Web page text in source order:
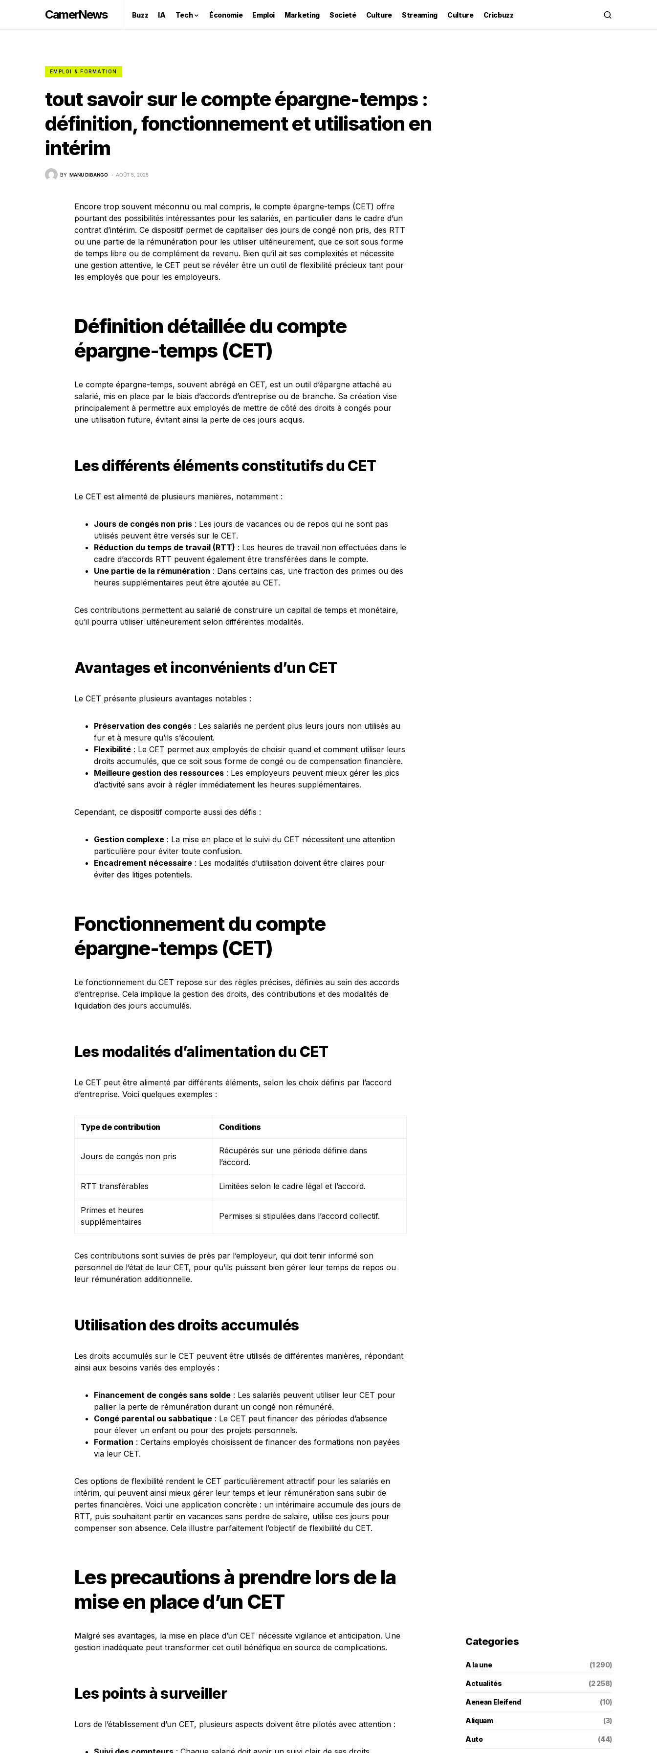
CamerNews Buzz IA Tech Économie Emploi Marketing Societé Culture Streaming Culture Cricbuzz
EMPLOI & FORMATION
tout savoir sur le compte épargne-temps :
définition, fonctionnement et utilisation en
intérim
BY MANU DIBANGO AOÛT 5, 2025
Encore trop souvent méconnu ou mal compris, le compte épargne-temps (CET) offre
pourtant des possibilités intéressantes pour les salariés, en particulier dans le cadre d’un
contrat d’intérim. Ce dispositif permet de capitaliser des jours de congé non pris, des RTT
ou une partie de la rémunération pour les utiliser ultérieurement, que ce soit sous forme
de temps libre ou de complément de revenu. Bien qu’il ait ses complexités et nécessite
une gestion attentive, le CET peut se révéler être un outil de flexibilité précieux tant pour
les employés que pour les employeurs.
Définition détaillée du compte
épargne-temps (CET)
Le compte épargne-temps, souvent abrégé en CET, est un outil d’épargne attaché au
salarié, mis en place par le biais d’accords d’entreprise ou de branche. Sa création vise
principalement à permettre aux employés de mettre de côté des droits à congés pour
une utilisation future, évitant ainsi la perte de ces jours acquis.
Les différents éléments constitutifs du CET
Le CET est alimenté de plusieurs manières, notamment :
Jours de congés non pris : Les jours de vacances ou de repos qui ne sont pas
utilisés peuvent être versés sur le CET.
Réduction du temps de travail (RTT) : Les heures de travail non effectuées dans le
cadre d’accords RTT peuvent également être transférées dans le compte.
Une partie de la rémunération : Dans certains cas, une fraction des primes ou des
heures supplémentaires peut être ajoutée au CET.
Ces contributions permettent au salarié de construire un capital de temps et monétaire,
qu’il pourra utiliser ultérieurement selon différentes modalités.
Avantages et inconvénients d’un CET
Le CET présente plusieurs avantages notables :
Préservation des congés : Les salariés ne perdent plus leurs jours non utilisés au
fur et à mesure qu’ils s’écoulent.
Flexibilité : Le CET permet aux employés de choisir quand et comment utiliser leurs
droits accumulés, que ce soit sous forme de congé ou de compensation financière.
Meilleure gestion des ressources : Les employeurs peuvent mieux gérer les pics
d’activité sans avoir à régler immédiatement les heures supplémentaires.
Cependant, ce dispositif comporte aussi des défis :
Gestion complexe : La mise en place et le suivi du CET nécessitent une attention
particulière pour éviter toute confusion.
Encadrement nécessaire : Les modalités d’utilisation doivent être claires pour
éviter des litiges potentiels.
Fonctionnement du compte
épargne-temps (CET)
Le fonctionnement du CET repose sur des règles précises, définies au sein des accords
d’entreprise. Cela implique la gestion des droits, des contributions et des modalités de
liquidation des jours accumulés.
Les modalités d’alimentation du CET
Le CET peut être alimenté par différents éléments, selon les choix définis par l’accord
d’entreprise. Voici quelques exemples :
Type de contribution Conditions
Jours de congés non pris
Récupérés sur une période définie dans
l’accord.
RTT transférables Limitées selon le cadre légal et l’accord.
Primes et heures
supplémentaires
Permises si stipulées dans l’accord collectif.
Ces contributions sont suivies de près par l’employeur, qui doit tenir informé son
personnel de l’état de leur CET, pour qu’ils puissent bien gérer leur temps de repos ou
leur rémunération additionnelle.
Utilisation des droits accumulés
Les droits accumulés sur le CET peuvent être utilisés de différentes manières, répondant
ainsi aux besoins variés des employés :
Financement de congés sans solde : Les salariés peuvent utiliser leur CET pour
pallier la perte de rémunération durant un congé non rémunéré.
Congé parental ou sabbatique : Le CET peut financer des périodes d’absence
pour élever un enfant ou pour des projets personnels.
Formation : Certains employés choisissent de financer des formations non payées
via leur CET.
Ces options de flexibilité rendent le CET particulièrement attractif pour les salariés en
intérim, qui peuvent ainsi mieux gérer leur temps et leur rémunération sans subir de
pertes financières. Voici une application concrète : un intérimaire accumule des jours de
RTT, puis souhaitant partir en vacances sans perdre de salaire, utilise ces jours pour
compenser son absence. Cela illustre parfaitement l’objectif de flexibilité du CET.
Les precautions à prendre lors de la
mise en place d’un CET
Malgré ses avantages, la mise en place d’un CET nécessite vigilance et anticipation. Une
gestion inadéquate peut transformer cet outil bénéfique en source de complications.
Les points à surveiller
Lors de l’établissement d’un CET, plusieurs aspects doivent être pilotés avec attention :
Categories
A la une (1 290)
Actualités (2 258)
Aenean Eleifend (10)
Aliquam (3)
Auto (44)